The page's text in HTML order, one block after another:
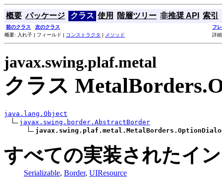
概要 パッケージ クラス 使用 階層ツリー 非推奨 API 索引
前のクラス 次のクラス
フ
概要: 入れ子 | フィールド | コンストラクタ | メソッド 詳
javax.swing.plaf.metal
クラス
java.lang.Object
javax.swing.border.AbstractBorder
すべての実装されたイ
Serializable, Border, UIResource